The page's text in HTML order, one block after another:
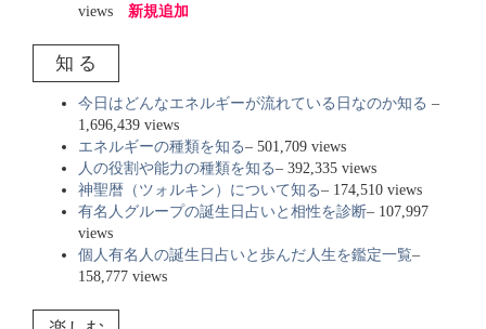
views 新規追加
知 る
今日はどんなエネルギーが流れている日なのか知る –
1,696,439 views
エネルギーの種類を知る– 501,709 views
人の役割や能力の種類を知る– 392,335 views
神聖暦（ツォルキン）について知る– 174,510 views
有名人グループの誕生日占いと相性を診断– 107,997
views
個人有名人の誕生日占いと歩んだ人生を鑑定一覧–
158,777 views